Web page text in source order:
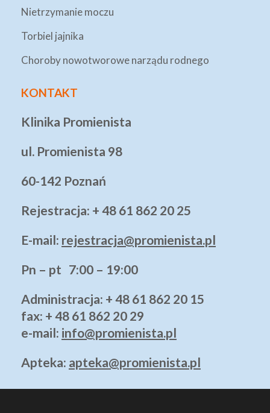
Nietrzymanie moczu
Torbiel jajnika
Choroby nowotworowe narządu rodnego
KONTAKT
Klinika Promienista
ul. Promienista 98
60-142 Poznań
Rejestracja: + 48 61 862 20 25
E-mail: rejestracja@promienista.pl
Pn – pt 7:00 – 19:00
Administracja: + 48 61 862 20 15
fax: + 48 61 862 20 29
e-mail: info@promienista.pl
Apteka: apteka@promienista.pl